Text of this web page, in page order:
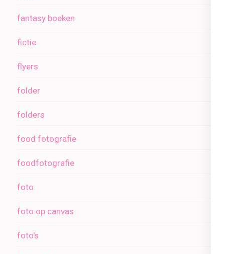
fantasy boeken
fictie
flyers
folder
folders
food fotografie
foodfotografie
foto
foto op canvas
foto's